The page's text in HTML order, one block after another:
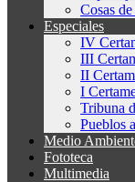
Cosas
Especiales
IV
III
II
I
Tribuna
Pueblos
Medio
Fototeca
Multimedia